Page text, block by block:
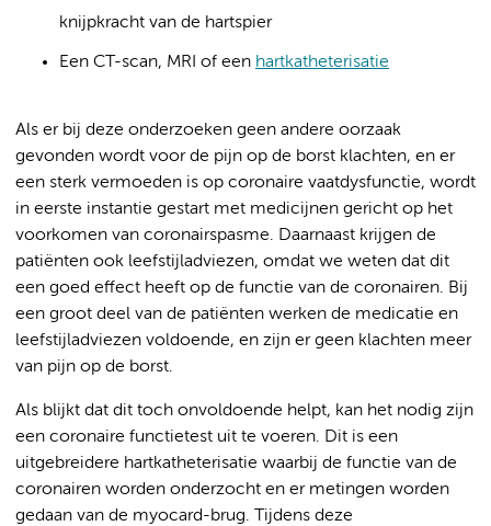
knijpkracht van de hartspier
Een CT-scan, MRI of een hartkatheterisatie
Als er bij deze onderzoeken geen andere oorzaak
gevonden wordt voor de pijn op de borst klachten, en er
een sterk vermoeden is op coronaire vaatdysfunctie, wordt
in eerste instantie gestart met medicijnen gericht op het
voorkomen van coronairspasme. Daarnaast krijgen de
patiënten ook leefstijladviezen, omdat we weten dat dit
een goed effect heeft op de functie van de coronairen. Bij
een groot deel van de patiënten werken de medicatie en
leefstijladviezen voldoende, en zijn er geen klachten meer
van pijn op de borst.
Als blijkt dat dit toch onvoldoende helpt, kan het nodig zijn
een coronaire functietest uit te voeren. Dit is een
uitgebreidere hartkatheterisatie waarbij de functie van de
coronairen worden onderzocht en er metingen worden
gedaan van de myocard-brug. Tijdens deze